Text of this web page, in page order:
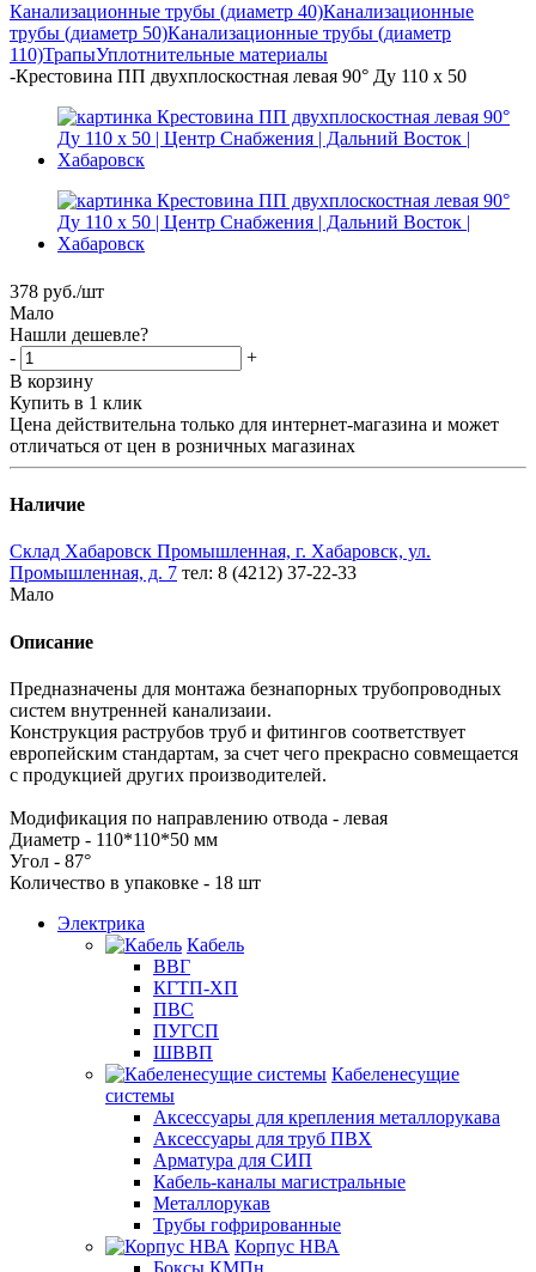
Канализационные трубы (диаметр 40)Канализационные
трубы (диаметр 50)Канализационные трубы (диаметр
110)ТрапыУплотнительные материалы
-Крестовина ПП двухплоскостная левая 90° Ду 110 х 50
378 руб./шт
Мало
Нашли дешевле?
-
+
В корзину
Купить в 1 клик
Цена действительна только для интернет-магазина и может
отличаться от цен в розничных магазинах
Наличие
Склад Хабаровск Промышленная, г. Хабаровск, ул.
Промышленная, д. 7 тел: 8 (4212) 37-22-33
Мало
Описание
Предназначены для монтажа безнапорных трубопроводных
систем внутренней канализаии.
Конструкция раструбов труб и фитингов соответствует
европейским стандартам, за счет чего прекрасно совмещается
с продукцией других производителей.
Модификация по направлению отвода - левая
Диаметр - 110*110*50 мм
Угол - 87°
Количество в упаковке - 18 шт
Электрика
Кабель
ВВГ
КГТП-ХП
ПВС
ПУГСП
ШВВП
Кабеленесущие
системы
Аксессуары для крепления металлорукава
Аксессуары для труб ПВХ
Арматура для СИП
Кабель-каналы магистральные
Металлорукав
Трубы гофрированные
Корпус НВА
Боксы КМПн